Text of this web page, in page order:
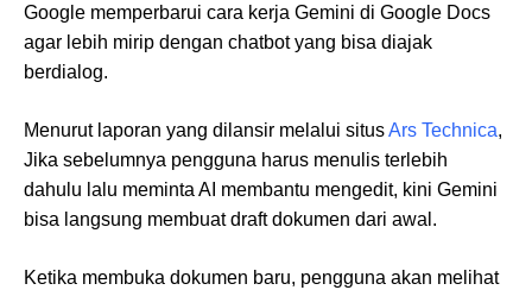
Google memperbarui cara kerja Gemini di Google Docs
agar lebih mirip dengan chatbot yang bisa diajak
berdialog.
Menurut laporan yang dilansir melalui situsArs Technica,
Jika sebelumnya pengguna harus menulis terlebih
dahulu lalu meminta AI membantu mengedit, kini Gemini
bisa langsung membuat draft dokumen dari awal.
Ketika membuka dokumen baru, pengguna akan melihat